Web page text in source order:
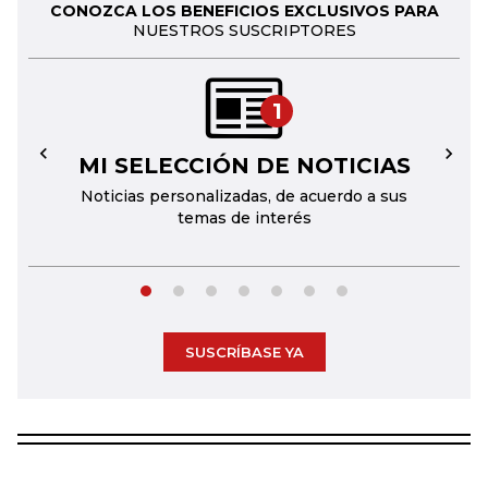
CONOZCA LOS BENEFICIOS EXCLUSIVOS PARA
NUESTROS SUSCRIPTORES
1
MI SELECCIÓN DE NOTICIAS
Noticias personalizadas, de acuerdo a sus
temas de interés
← →
SUSCRÍBASE YA